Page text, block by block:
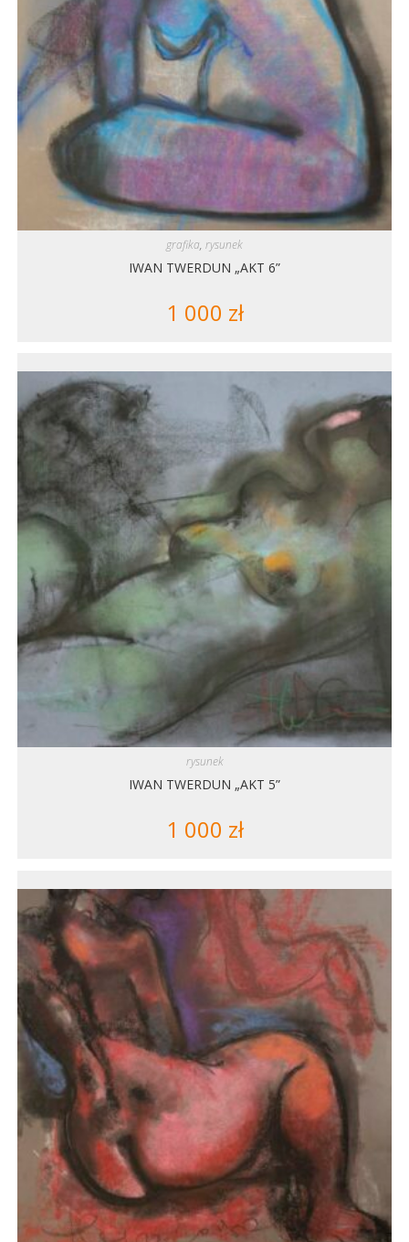
grafika, rysunek
IWAN TWERDUN „AKT 6”
1 000 zł
rysunek
IWAN TWERDUN „AKT 5”
1 000 zł